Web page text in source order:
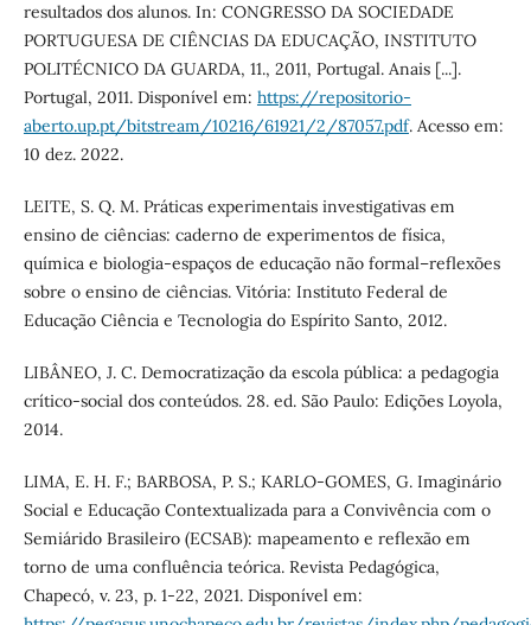
resultados dos alunos. In: CONGRESSO DA SOCIEDADE
PORTUGUESA DE CIÊNCIAS DA EDUCAÇÃO, INSTITUTO
POLITÉCNICO DA GUARDA, 11., 2011, Portugal. Anais [...].
Portugal, 2011. Disponível em: https://repositorio-
aberto.up.pt/bitstream/10216/61921/2/87057.pdf. Acesso em:
10 dez. 2022.
LEITE, S. Q. M. Práticas experimentais investigativas em
ensino de ciências: caderno de experimentos de física,
química e biologia-espaços de educação não formal–reflexões
sobre o ensino de ciências. Vitória: Instituto Federal de
Educação Ciência e Tecnologia do Espírito Santo, 2012.
LIBÂNEO, J. C. Democratização da escola pública: a pedagogia
crítico-social dos conteúdos. 28. ed. São Paulo: Edições Loyola,
2014.
LIMA, E. H. F.; BARBOSA, P. S.; KARLO-GOMES, G. Imaginário
Social e Educação Contextualizada para a Convivência com o
Semiárido Brasileiro (ECSAB): mapeamento e reflexão em
torno de uma confluência teórica. Revista Pedagógica,
Chapecó, v. 23, p. 1-22, 2021. Disponível em: